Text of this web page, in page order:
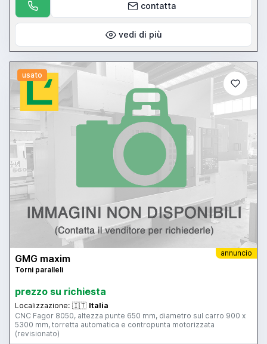
contatta
vedi di più
usato
annuncio
GMG maxim
Torni paralleli
prezzo su richiesta
Localizzazione: 🇮🇹 Italia
CNC Fagor 8050, altezza punte 650 mm, diametro sul carro 900 x
5300 mm, torretta automatica e contropunta motorizzata
(revisionato)